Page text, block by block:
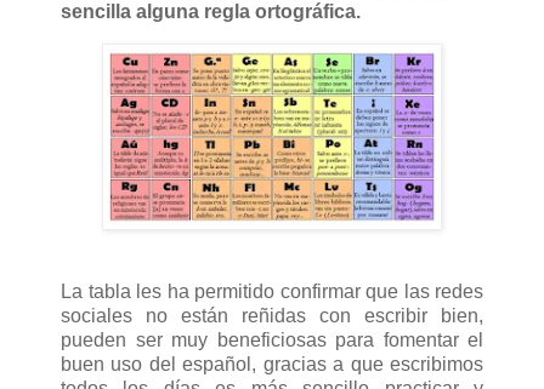
sencilla alguna regla ortográfica.
La tabla les ha permitido confirmar que las redes
sociales no están reñidas con escribir bien,
pueden ser muy beneficiosas para fomentar el
buen uso del español, gracias a que escribimos